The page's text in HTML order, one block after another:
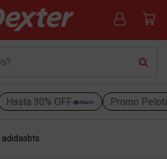
Hasta 30% OFF Promo
adidasbts